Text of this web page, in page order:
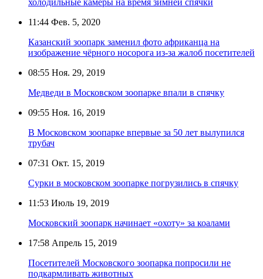
11:44 Фев. 5, 2020
Казанский зоопарк заменил фото африканца на
изображение чёрного носорога из-за жалоб посетителей
08:55 Ноя. 29, 2019
Медведи в Московском зоопарке впали в спячку
09:55 Ноя. 16, 2019
В Московском зоопарке впервые за 50 лет вылупился
трубач
07:31 Окт. 15, 2019
Сурки в московском зоопарке погрузились в спячку
11:53 Июль 19, 2019
Московский зоопарк начинает «охоту» за коалами
17:58 Апрель 15, 2019
Посетителей Московского зоопарка попросили не
подкармливать животных